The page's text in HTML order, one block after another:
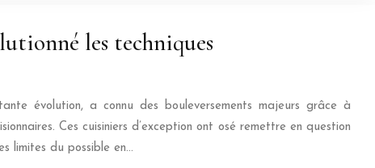
les techniques
évolution, a connu des bouleversements majeurs grâce à
Ces cuisiniers d’exception ont osé remettre en question
limites du possible en…